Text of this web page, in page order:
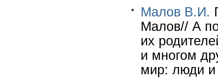
Малов В.И.
Малов// А
их
и многом
мир: люди и